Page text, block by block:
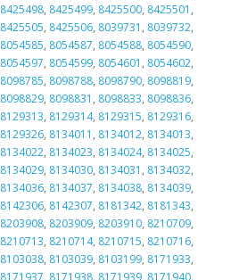
8425498, 8425499, 8425500, 8425501 ,
8425505, 8425506, 8039731 , 8039732,
8054585, 8054587, 8054588, 8054590,
8054597, 8054599, 8054601 , 8054602,
8098785, 8098788, 8098790, 8098819,
8098829, 8098831 , 8098833, 8098836,
8129313, 8129314, 8129315, 8129316,
8129326, 8134011 , 8134012, 8134013,
8134022, 8134023, 8134024, 8134025,
8134029, 8134030, 8134031 , 8134032,
8134036, 8134037, 8134038, 8134039,
8142306, 8142307, 8181342, 8181343,
8203908, 8203909, 8203910, 8210709,
8210713, 8210714, 8210715, 8210716,
8103038, 8103039, 8103199, 8171933,
8171937, 8171938, 8171939, 8171940,